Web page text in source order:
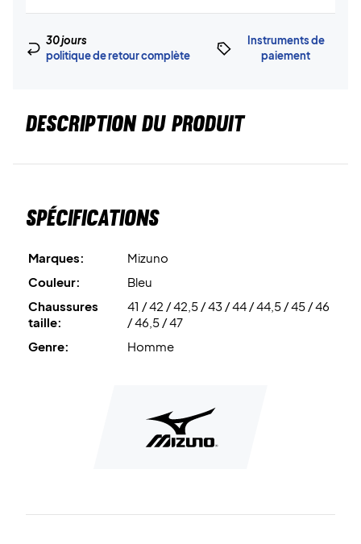
30 jours
politique de retour complète
Instruments de
paiement
DESCRIPTION DU PRODUIT
Spécifications
Marques:
Mizuno
Couleur:
Bleu
Chaussures
taille:
41 / 42 / 42,5 / 43 / 44 / 44,5 / 45 / 46
/ 46,5 / 47
Genre:
Homme